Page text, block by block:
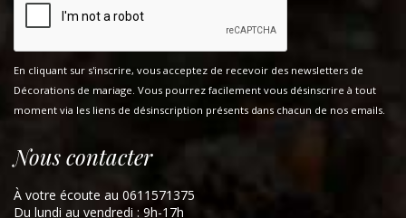
En cliquant sur s'inscrire, vous acceptez de recevoir des newsletters de
Décorations de mariage. Vous pourrez facilement vous désinscrire à tout
moment via les liens de désinscription présents dans chacun de nos emails.
Nous contacter
À votre écoute au 0611571375
Du lundi au vendredi : 9h-17h